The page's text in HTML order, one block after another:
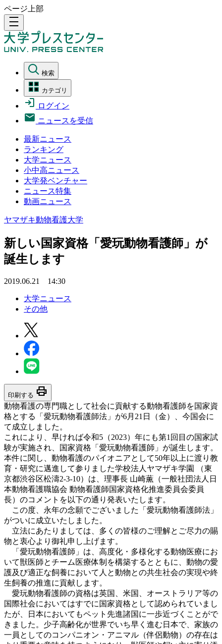
ページ上部
density_medium
検索
カテゴリ
ログイン
ニュースを受信
最新ニュース
ランキング
大学ニュース
小中高ニュース
大学発ベンチャー
ニュース特集
動画ニュース
ヤマザキ動物看護大学
新しい国家資格「愛玩動物看護師」が
誕生します
2019.06.21 14:30
大学ニュース
その他
印刷する print
動物看護の専門職として社会に貢献する動物看護師を国家資
格とする「愛玩動物看護師法」が6月21日（金）、今国会に
て成立しました。
これにより、早ければ令和5（2023）年にも第1回目の国家試
験が実施され、国家資格「愛玩動物看護師」が誕生します。
本件に関し、動物看護のパイオニアとして50年以上に渡り教
育・研究に邁進して参りました学校法人ヤマザキ学園 （東
京都渋谷区松濤2-3-10）は、理事長 山崎薫（一般社団法人日
本動物看護職協会 動物看護師国家資格化推進委員会委員
長）のコメントを以下の通り発表いたします。
この度、永年の念願でございました「愛玩動物看護師法」
がついに成立いたしました。
立法にあたりましては、多くの皆様のご理解とご尽力の賜
物と衷心より御礼申し上げます。
「愛玩動物看護師」は、高度化・多様化する動物医療にお
いて獣医師とチーム医療体制を構築するとともに、動物の愛
護及び適正な飼養において人と動物との共生社会の実現や終
生飼養の推進に貢献します。
愛玩動物看護師の資格は英国、米国、オーストラリア等の
国際社会においてはすでに国家資格として認められていまし
たが、日本においてもペット先進諸国に一歩近づくことがで
きました。少子高齢化が世界でいち早く進む日本で、家族の
一員としてのコンパニオン・アニマル（伴侶動物）の存在は